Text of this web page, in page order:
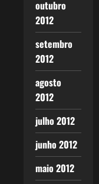
outubro
2012
setembro
2012
agosto
2012
julho 2012
junho 2012
maio 2012